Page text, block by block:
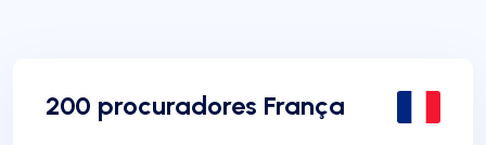
200 procuradores França